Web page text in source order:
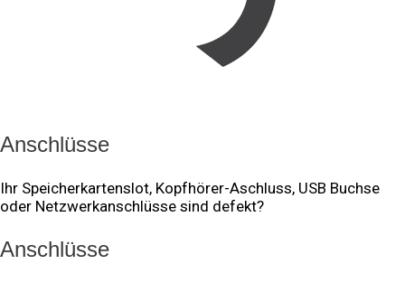
Anschlüsse
Ihr Speicherkartenslot, Kopfhörer-Aschluss, USB Buchse
oder Netzwerkanschlüsse sind defekt?
Anschlüsse